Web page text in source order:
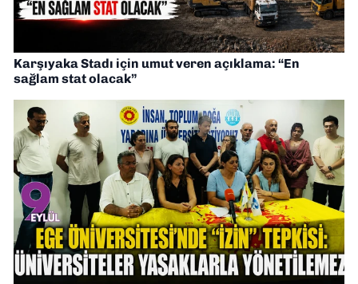
Karşıyaka Stadı için umut veren açıklama: “En
sağlam stat olacak”